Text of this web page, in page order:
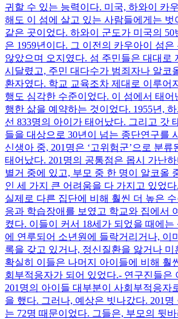
귀할 수 있는 능력이다. 미국, 하와이 카
해도 이 섬에 살고 있는 사람들에게는 벗
같은 곳이었다. 하와이 군도가 미국의 50
은 1959년이다. 그 이전의 카우아이 섬
않았으며 오지였다. 섬 주민들은 대대로
시달렸고, 주민 대다수가 범죄자나 알코
환자였다. 학교 교육조차 제대로 이루어
행도 심각한 수준이었다. 이 섬에서 태어
행한 삶을 예약하는 것이었다. 1955년,
선 833명의 아이가 태어났다. 그리고 갓
들을 대상으로 30년이 넘는 종단연구를
신생아 중, 201명은 ‘고위험군’으로 분류
태어났다. 201명의 공통점은 몹시 가난
별거 중에 있고, 부모 중 한 명이 알코올
인 세 가지 큰 어려움을 다 가지고 있었
실제로 다른 집단에 비해 훨씬 더 높은
응과 학습장애를 보였고 학교와 집에서
켰다. 이들이 커서 18세가 되었을 때에는
에 연루되어 소년원에 들락거리거나, 이
록을 갖고 있거나, 정신질환을 앓거나 미
확실히 이들은 나머지 아이들에 비해 훨
회부적응자가 되어 있었다. ​ - 연구진들은
201명의 아이들 대부분이 사회부적응자
을 했다. 그러나, 예상은 빗나갔다. 201
는 72명 때문이었다. 그들은, 부모의 뒷